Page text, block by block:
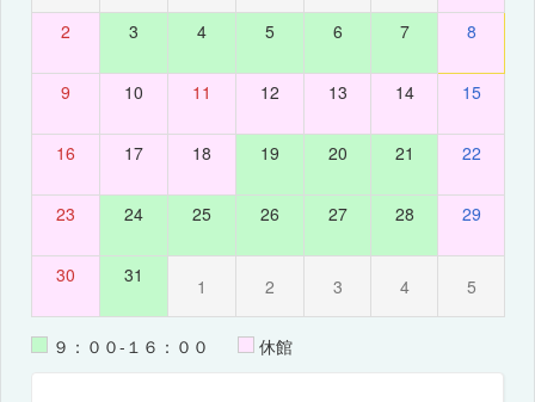
2 3 4 5 6 7 8
9 10 11 12 13 14 15
16 17 18 19 20 21 22
23 24 25 26 27 28 29
30 31 1 2 3 4 5
９：００-１６：００ 休館